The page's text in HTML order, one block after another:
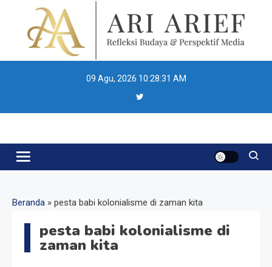
content
09 Agu, 2026 10:28:31 AM
Ari Arief
Beranda » pesta babi kolonialisme di zaman kita
pesta babi kolonialisme di
zaman kita